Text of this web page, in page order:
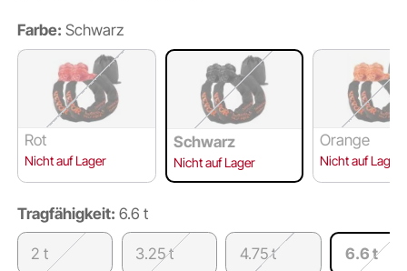
Farbe: Schwarz
Rot
Nicht auf Lager
Schwarz
Nicht auf Lager
Orange
Nicht auf Lager
Tragfähigkeit: 6.6 t
2 t 3.25 t 4.75 t 6.6 t